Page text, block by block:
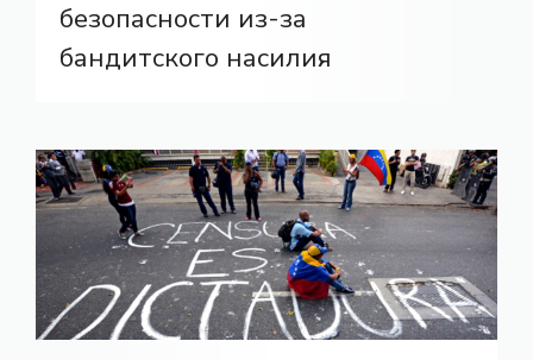
безопасности из-за
бандитского насилия